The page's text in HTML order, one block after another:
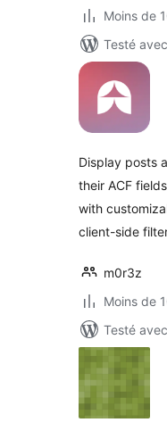
Moins de
Testé
Display posts
their ACF
with
client-side
m0r3z
Moins de
Testé